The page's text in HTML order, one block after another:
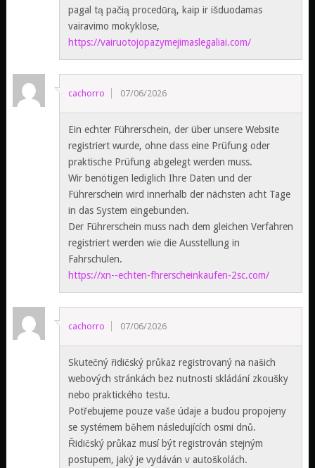
pagal tą pačią procedūrą, kaip ir išduodamas
vairavimo mokyklose,
https://vairuotojopazymejimaslegaliai.com/
cachorro 07/06/2026
Ein echter Führerschein, der über unsere Website
registriert wurde, ohne dass eine Prüfung oder
praktische Prüfung abgelegt werden muss.
Wir benötigen lediglich Ihre Daten und der
Führerschein wird innerhalb der nächsten acht Tage
in das System eingebunden.
Der Führerschein muss nach dem gleichen Verfahren
registriert werden wie die Ausstellung in
Fahrschulen.
https://xn--echten-fhrerscheinkaufen-2sc.com/
cachorro 07/06/2026
Skutečný řidičský průkaz registrovaný na našich
webových stránkách bez nutnosti skládání zkoušky
nebo praktického testu.
Potřebujeme pouze vaše údaje a budou propojeny
se systémem během následujících osmi dnů.
Řidičský průkaz musí být registrován stejným
postupem, jaký je vydáván v autoškolách.